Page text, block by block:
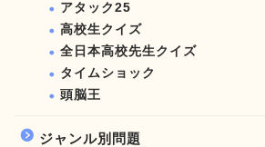
アタック25
高校生クイズ
全日本高校先生クイズ
タイムショック
頭脳王
ジャンル別問題